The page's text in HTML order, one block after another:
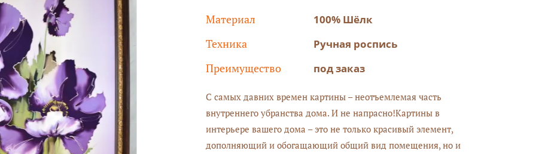
Материал 100% Шёлк
Техника Ручная роспись
Преимущество под заказ
С самых давних времен картины – неотъемлемая часть
внутреннего убранства дома. И не напрасно!Картины в
интерьере вашего дома – это не только красивый элемент,
дополняющий и обогащающий общий вид помещения, но и